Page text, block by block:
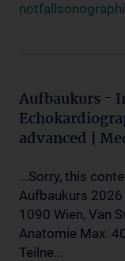
Aufbaukurs -
advanced |
...Sorry, this
Aufbaukurs 2026
1090 Wien, Van
Anatomie Max.
Teilne...